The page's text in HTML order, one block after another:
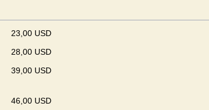
23,00 USD
28,00 USD
39,00 USD
46,00 USD